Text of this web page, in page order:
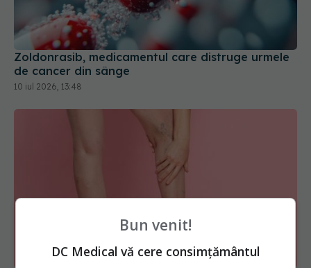
Zoldonrasib, medicamentul care distruge urmele
de cancer din sânge
10 iul 2026, 13:48
Bun venit!
DC Medical vă cere consimțământul